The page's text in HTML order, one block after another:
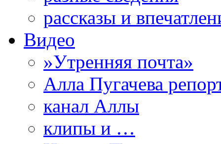
рассказы и
Видео
»Утренняя почта»
Алла Пугачева
канал Аллы
клипы и …